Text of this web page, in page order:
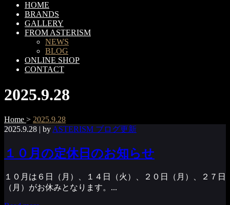
HOME
BRANDS
GALLERY
FROM ASTERISM
NEWS
BLOG
ONLINE SHOP
CONTACT
2025.9.28
Home > 2025.9.28
2025.9.28 | by ASTERISM ブログ更新
１０月の定休日のお知らせ
１０月は６日（月）、１４日（火）、２０日（月）、２７日
（月）がお休みとなります。...